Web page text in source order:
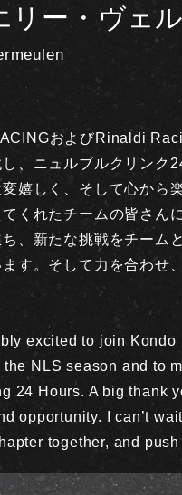
リー・ヴェ
およびRinaldi
、ニュルブルクリンク
変嬉しく、そして心から
くれたチームの皆さん
、新たな挑戦をチーム
す。そして力を合わせ
excited to join
the NLS season and to
24 Hours. A big thank
opportunity. I can’t
together, and